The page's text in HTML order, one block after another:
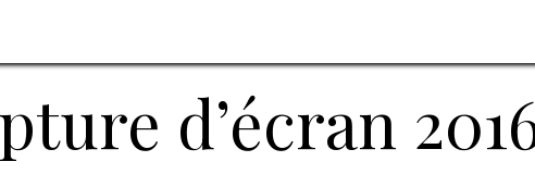
d’écran